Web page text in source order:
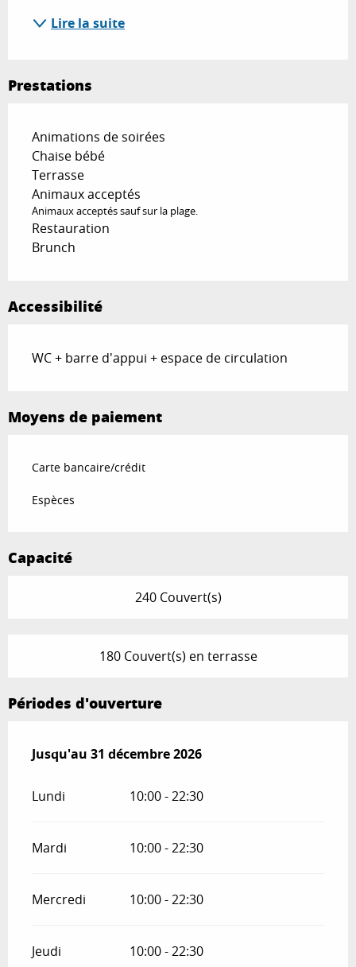
Lire la suite
Prestations
Animations de soirées
Chaise bébé
Terrasse
Animaux acceptés
Animaux acceptés sauf sur la plage.
Restauration
Brunch
Accessibilité
WC + barre d'appui + espace de circulation
Moyens de paiement
Carte bancaire/crédit
Espèces
Capacité
240 Couvert(s)
180 Couvert(s) en terrasse
Périodes d'ouverture
Du10 avril 2026au31 décembre 2026
Jusqu'au 31 décembre 2026
Lundi 10:00 - 22:30
Mardi 10:00 - 22:30
Mercredi 10:00 - 22:30
Jeudi 10:00 - 22:30